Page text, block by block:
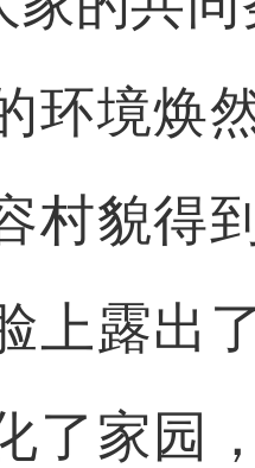
环境焕
村貌得
上露出
了家园